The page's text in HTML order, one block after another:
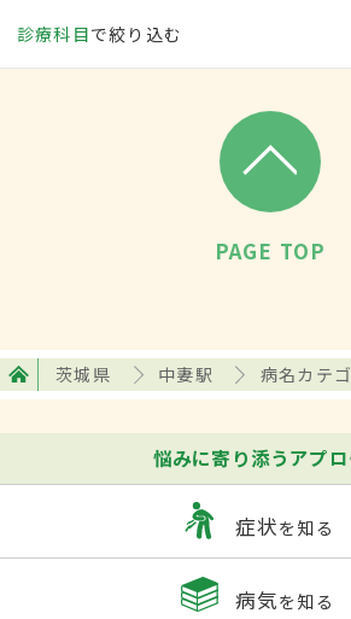
診療科目で絞り込む
PAGE TOP
茨城県 中妻駅 病名カテ
悩みに寄り添うアプ
症状を知る
病気を知る